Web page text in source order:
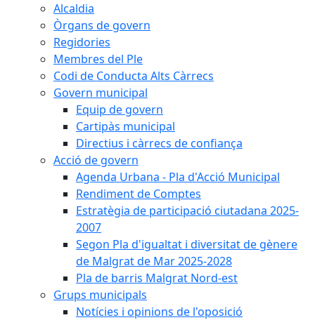
Alcaldia
Òrgans de govern
Regidories
Membres del Ple
Codi de Conducta Alts Càrrecs
Govern municipal
Equip de govern
Cartipàs municipal
Directius i càrrecs de confiança
Acció de govern
Agenda Urbana - Pla d'Acció Municipal
Rendiment de Comptes
Estratègia de participació ciutadana 2025-
2007
Segon Pla d'igualtat i diversitat de gènere
de Malgrat de Mar 2025-2028
Pla de barris Malgrat Nord-est
Grups municipals
Notícies i opinions de l'oposició